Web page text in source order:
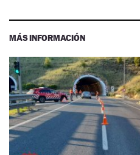
MÁS INFORMACIÓN